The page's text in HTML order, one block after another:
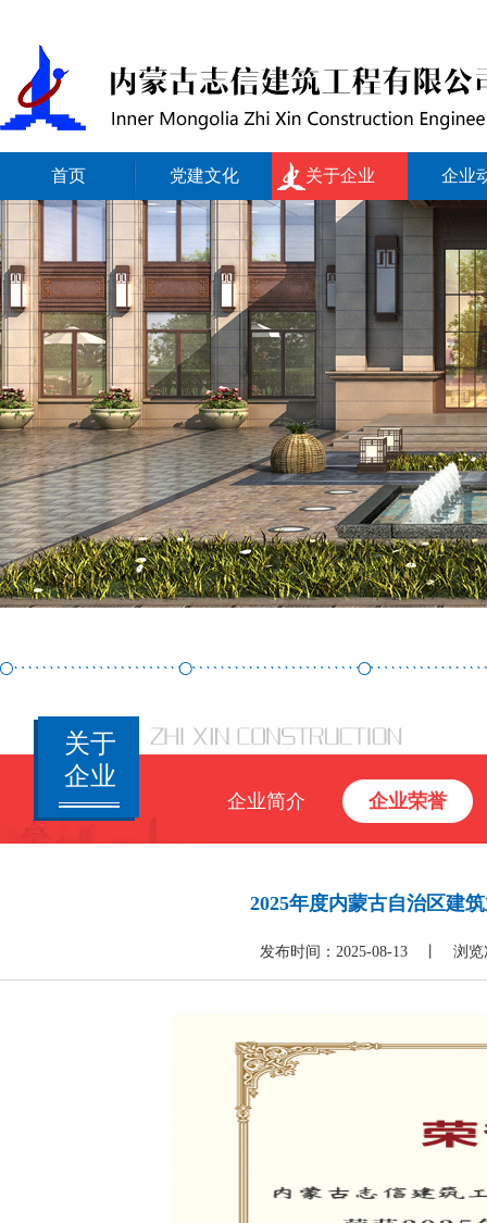
首页 党建文化 关于企业 企业
关于
企业
企业简介 企业荣誉
2025年度内蒙古自治区建
发布时间：2025-08-13 丨 浏